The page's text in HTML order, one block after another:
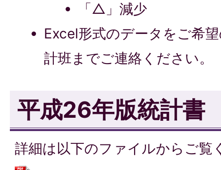
「△」減少
Excel形式のデータをご希
計班までご連絡ください。
平成26年版統計書
詳細は以下のファイルからご覧